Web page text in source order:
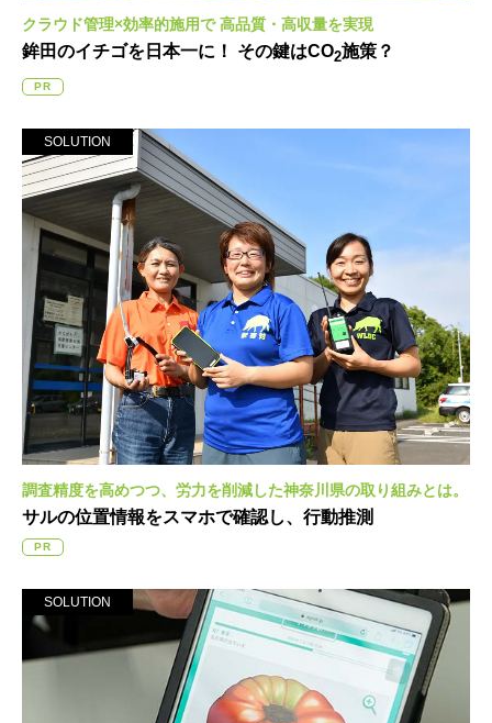
クラウド管理×効率的施用で高品質・高収量を実現
鉾田のイチゴを日本一に！ その鍵はCO2施策？
PR
SOLUTION
調査精度を高めつつ、労力を削減した神奈川県の取り組みとは。
サルの位置情報をスマホで確認し、 行動推測
PR
SOLUTION